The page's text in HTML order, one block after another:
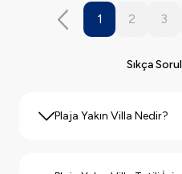
1 2 3
Sıkça
Plaja Yakın Villa Nedir?